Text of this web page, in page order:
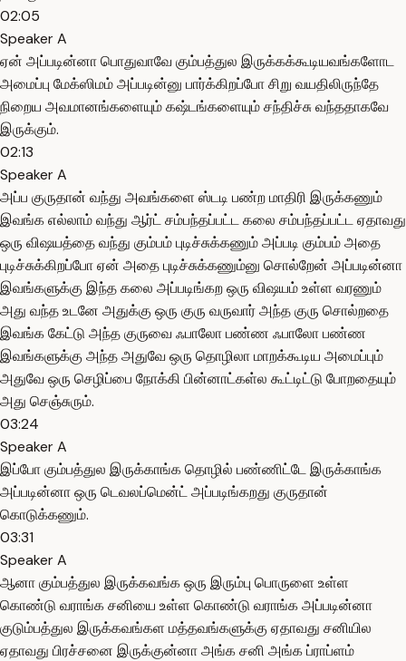
02:05
Speaker A
ஏன் அப்படின்னா பொதுவாவே கும்பத்துல இருக்கக்கூடியவங்களோட
அமைப்பு மேக்ஸிமம் அப்படின்னு பார்க்கிறப்போ சிறு வயதிலிருந்தே
நிறைய அவமானங்களையும் கஷ்டங்களையும் சந்திச்சு வந்ததாகவே
இருக்கும்.
02:13
Speaker A
அப்ப குருதான் வந்து அவங்களை ஸ்டடி பண்ற மாதிரி இருக்கணும்
இவங்க எல்லாம் வந்து ஆர்ட் சம்பந்தப்பட்ட கலை சம்பந்தப்பட்ட ஏதாவது
ஒரு விஷயத்தை வந்து கும்பம் புடிச்சுக்கணும் அப்படி கும்பம் அதை
புடிச்சுக்கிறப்போ ஏன் அதை புடிச்சுக்கணும்னு சொல்றேன் அப்படின்னா
இவங்களுக்கு இந்த கலை அப்படிங்கற ஒரு விஷயம் உள்ள வரணும்
அது வந்த உடனே அதுக்கு ஒரு குரு வருவார் அந்த குரு சொல்றதை
இவங்க கேட்டு அந்த குருவை ஃபாலோ பண்ண ஃபாலோ பண்ண
இவங்களுக்கு அந்த அதுவே ஒரு தொழிலா மாறக்கூடிய அமைப்பும்
அதுவே ஒரு செழிப்பை நோக்கி பின்னாட்கள்ல கூட்டிட்டு போறதையும்
அது செஞ்சுரும்.
03:24
Speaker A
இப்போ கும்பத்துல இருக்காங்க தொழில் பண்ணிட்டே இருக்காங்க
அப்படின்னா ஒரு டெவலப்மென்ட் அப்படிங்கறது குருதான்
கொடுக்கணும்.
03:31
Speaker A
ஆனா கும்பத்துல இருக்கவங்க ஒரு இரும்பு பொருளை உள்ள
கொண்டு வராங்க சனியை உள்ள கொண்டு வராங்க அப்படின்னா
குடும்பத்துல இருக்கவங்கள மத்தவங்களுக்கு ஏதாவது சனியில
ஏதாவது பிரச்சனை இருக்குன்னா அங்க சனி அங்க ப்ராப்ளம்